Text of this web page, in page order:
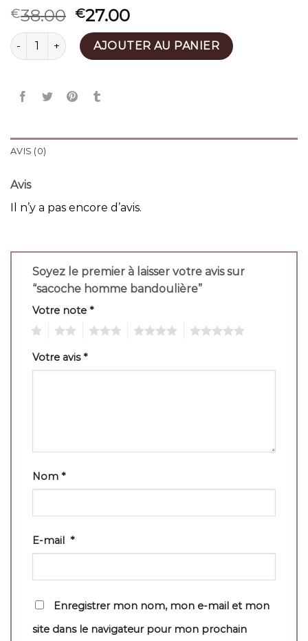
€38.00 €27.00
quantité de sacoche homme bandoulière
AJOUTER AU PANIER
AVIS (0)
Avis
Il n’y a pas encore d’avis.
Soyez le premier à laisser votre avis sur
“sacoche homme bandoulière”
Votre note *
Votre avis*
Nom *
E-mail *
Enregistrer mon nom, mon e-mail et mon
site dans le navigateur pour mon prochain